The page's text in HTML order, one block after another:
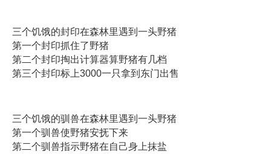
三个饥饿的封印在森林里遇到一头野猪
第一个封印抓住了野猪
第二个封印掏出计算器算野猪有几档
第三个封印标上3000一只拿到东门出售
三个饥饿的驯兽在森林里遇到一头野猪
第一个驯兽使野猪安抚下来
第二个驯兽指示野猪在自己身上抹盐